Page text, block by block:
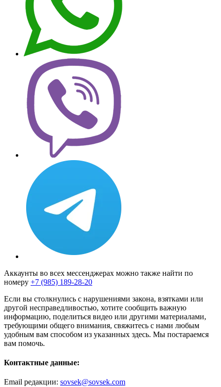
Аккаунты во всех мессенджерах можно также найти по
номеру +7 (985) 189-28-20
Если вы столкнулись с нарушениями закона, взятками или
другой несправедливостью, хотите сообщить важную
информацию, поделиться видео или другими материалами,
требующими общего внимания, свяжитесь с нами любым
удобным вам способом из указанных здесь. Мы постараемся
вам помочь.
Контактные данные:
Email редакции: sovsek@sovsek.com